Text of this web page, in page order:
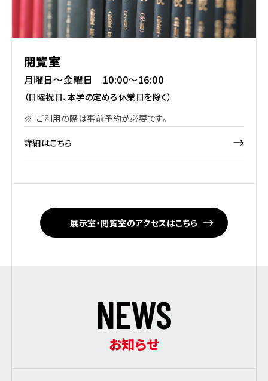
閲覧室
月曜日〜金曜日 10:00〜16:00
（日曜祝日、本学の定める休業日を除く）
※ ご利用の際は事前予約が必要です。
詳細はこちら
展示室・閲覧室のアクセスはこちら
NEWS
お知らせ